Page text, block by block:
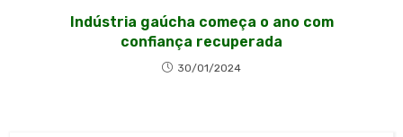
Indústria gaúcha começa o ano com
confiança recuperada
30/01/2024